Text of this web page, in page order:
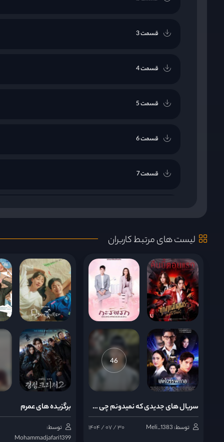
قسمت 3
قسمت 4
قسمت 5
قسمت 6
قسمت 7
قسمت 9
قسمت 10
قسمت 11
قسمت 12
قسمت 13
قسمت 14
لیست های مرتبط کاربران
46
سریال های جدیدی که نمیدونم چی هستن
توسط: Meli_1383 ۱۴۰۴ / ۰۷ / ۳۰
برگزیده های عمرم
توسط:
Mohammadjafari1399